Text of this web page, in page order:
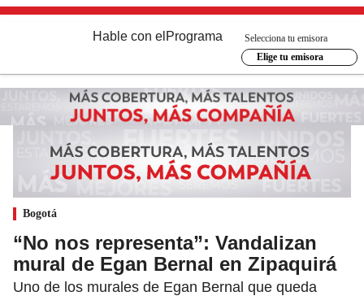
Hable con el Programa
Selecciona tu emisora
Elige tu emisora
Bogotá
“No nos representa”: Vandalizan
mural de Egan Bernal en Zipaquirá
Uno de los murales de Egan Bernal que queda